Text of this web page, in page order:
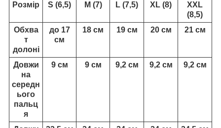
Розмір
S (6,5) M (7) L (7,5) XL (8)
XXL
(8,5)
Обхва
т
долоні
до 17
см
18 см 19 см 20 см 21 см
Довжи
на
середн
ього
пальц
я
9 см 9 см 9,2 см 9,2 см 9,2 см